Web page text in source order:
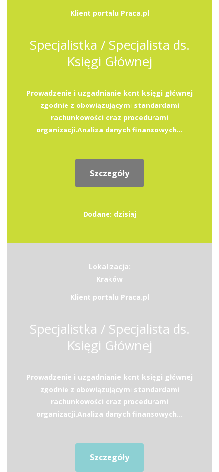
Klient portalu Praca.pl
Specjalistka / Specjalista ds.
Księgi Głównej
Prowadzenie i uzgadnianie kont księgi głównej
zgodnie z obowiązującymi standardami
rachunkowości oraz procedurami
organizacji.Analiza danych finansowych...
Szczegóły
Dodane: dzisiaj
Lokalizacja:
Kraków
Klient portalu Praca.pl
Specjalistka / Specjalista ds.
Księgi Głównej
Prowadzenie i uzgadnianie kont księgi głównej
zgodnie z obowiązującymi standardami
rachunkowości oraz procedurami
organizacji.Analiza danych finansowych...
Szczegóły